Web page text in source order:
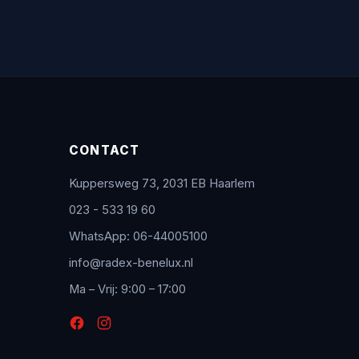
CONTACT
Kuppersweg 73, 2031 EB Haarlem
023 - 533 19 60
WhatsApp: 06-44005100
info@radex-benelux.nl
Ma – Vrij: 9:00 – 17:00